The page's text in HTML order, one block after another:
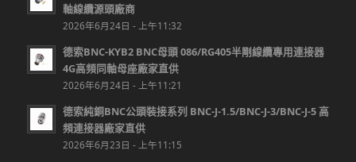
軸線纜源頭廠商
2026年6月24日 - 上午11:32
德索BNC-KYB2 BNC母頭 086/RG405半剛線纜專用連接器
4G高頻同軸母座廠家直供
2026年6月24日 - 上午11:21
德索純銅BNC公頭裝接系列 BNC-J-1.5/BNC-J-3/BNC-J-5 高
頻連接器廠家直供
2026年6月23日 - 上午11:15